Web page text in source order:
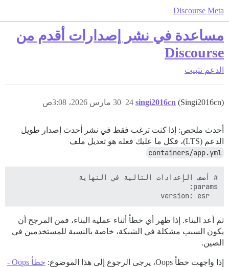
Discourse Meta
مساعدة في نشر إصدارات أقدم من
Discourse
الدعم تثبيت
singi2016cn (Singi2016cn) 30 مارس 2026، 3:08ص 24
أحدث ملخص: إذا كنت ترغب فقط في نشر أحدث إصدار طويل
الدعم (LTS)، فكل ما عليك فعله هو تعديل ملف
containers/app.yml
ثم أعد البناء. إذا ظهر أي خطأ أثناء عملية البناء، فمن المرجح أن
يكون السبب مشكلة في الشبكة، خاصة بالنسبة للمستخدمين في
الصين.
إذا واجهت خطأ Oops، يرجى الرجوع إلى هذا الموضوع:
خطأ Oops -